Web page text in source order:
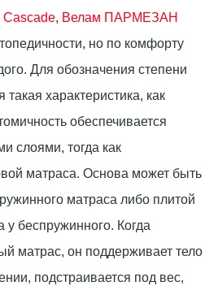
Cascade, Велам ПАРМЕЗАН
но по комфорту
Для обозначения степени
характеристика, как
обеспечивается
слоями, тогда как
матраса. Основа может быть
матраса либо плитой
у беспружинного. Когда
матрас, он поддерживает тело
подстраивается под вес,